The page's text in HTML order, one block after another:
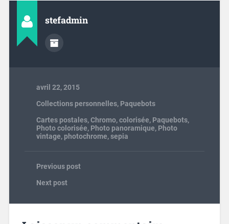
stefadmin
avril 22, 2015
Collections personnelles, Paquebots
Cartes postales,Chromo,colorisée, Paquebots,
Photo colorisée, Photo panoramique, Photo
vintage, photochrome,sepia
Previous post
Next post